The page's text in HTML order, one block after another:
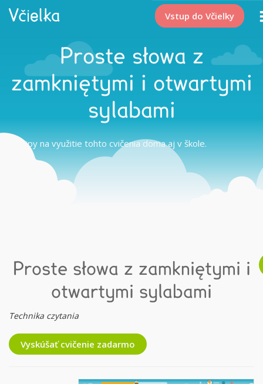
Vstup do Včielky
Proste słowa z
zamkniętymi i otwartymi
sylabami
Tipy na využitie tohto cvičenia doma aj v škole.
Proste słowa z zamkniętymi i
otwartymi sylabami
Technika czytania
Vyskúšať cvičenie zadarmo